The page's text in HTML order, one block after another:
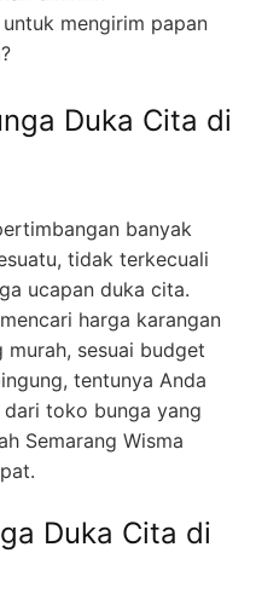
mengirim papan
Duka Cita di
banyak
tidak terkecuali
ucapan duka cita.
harga karangan
sesuai budget
tentunya Anda
dari toko bunga yang
Semarang Wisma
Duka Cita di